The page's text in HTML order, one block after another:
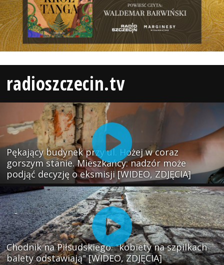
radioszczecin.tv
Pękający budynek przy ul. Hożej w coraz
gorszym stanie. Mieszkańcy: nadzór może
podjąć decyzję o eksmisji [WIDEO, ZDJĘCIA]
Chodnik na Piłsudskiego: "kobiety na szpilkach
balety odstawiają" [WIDEO, ZDJĘCIA]